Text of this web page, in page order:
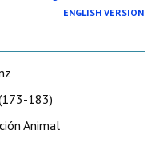
ENGLISH VERSION
183)
Animal